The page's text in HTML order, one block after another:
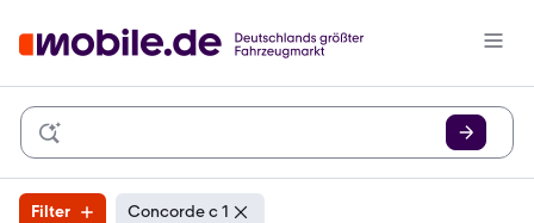
Filter Concorde c 1